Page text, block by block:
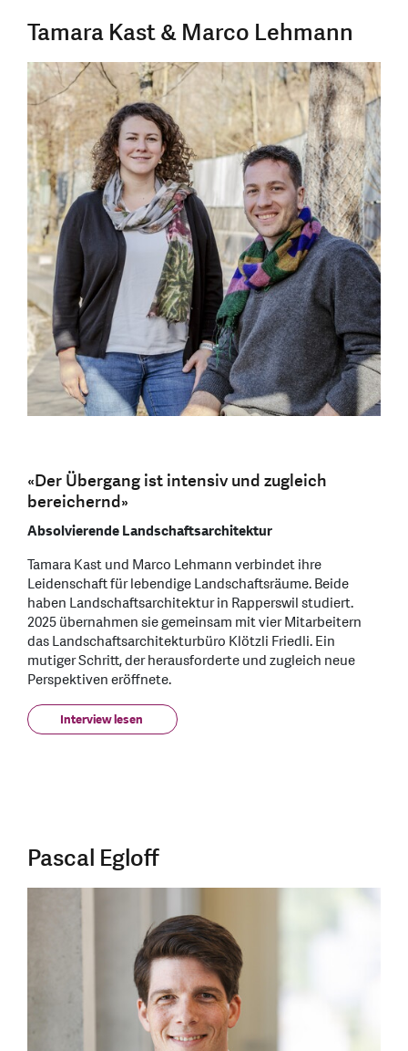
Tamara Kast & Marco Lehmann
«Der Übergang ist intensiv und zugleich
bereichernd»
Absolvierende Landschaftsarchitektur
Tamara Kast und Marco Lehmann verbindet ihre
Leidenschaft für lebendige Landschaftsräume. Beide
haben Landschaftsarchitektur in Rapperswil studiert.
2025 übernahmen sie gemeinsam mit vier Mitarbeitern
das Landschaftsarchitekturbüro Klötzli Friedli. Ein
mutiger Schritt, der herausforderte und zugleich neue
Perspektiven eröffnete.
Interview lesen
Pascal Egloff